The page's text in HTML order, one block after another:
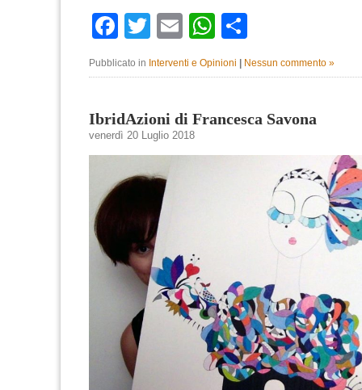
Facebook
TwitterEmailWhatsApp
Pubblicato in Interventi e Opinioni | Nessun commento »
IbridAzioni di Francesca Savona
venerdì 20 Luglio 2018